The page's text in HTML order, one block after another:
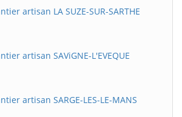
artisan LA SUZE-SUR-SARTHE
artisan SAViGNE-L'EVEQUE
artisan SARGE-LES-LE-MANS